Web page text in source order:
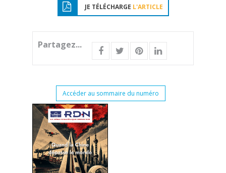
JE TÉLÉCHARGE L'ARTICLE
Partagez...
Accéder au sommaire du numéro